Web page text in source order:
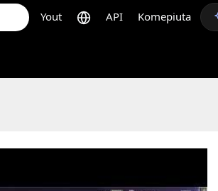
Yout API Komepiuta